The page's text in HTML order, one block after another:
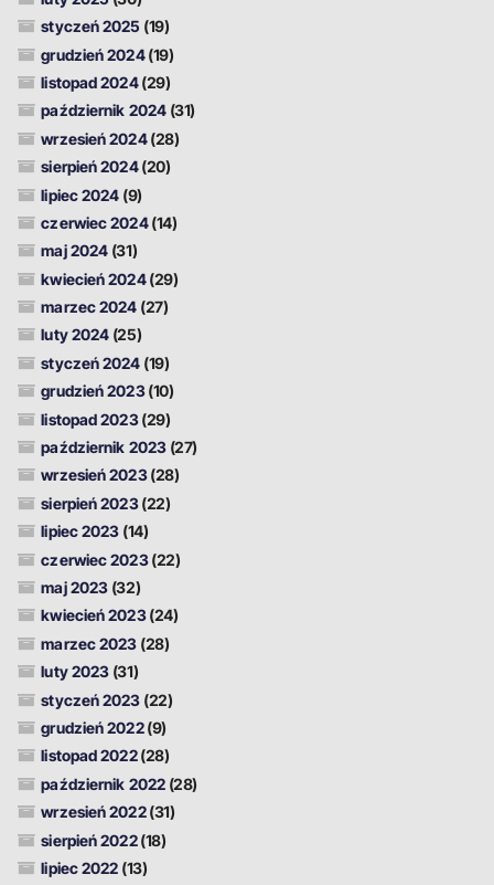
styczeń 2025 (19)
grudzień 2024(19)
listopad 2024(29)
październik 2024(31)
wrzesień 2024(28)
sierpień 2024(20)
lipiec 2024 (9)
czerwiec 2024(14)
maj 2024 (31)
kwiecień 2024(29)
marzec 2024 (27)
luty 2024 (25)
styczeń 2024 (19)
grudzień 2023(10)
listopad 2023(29)
październik 2023(27)
wrzesień 2023(28)
sierpień 2023(22)
lipiec 2023 (14)
czerwiec 2023(22)
maj 2023 (32)
kwiecień 2023(24)
marzec 2023 (28)
luty 2023 (31)
styczeń 2023 (22)
grudzień 2022(9)
listopad 2022(28)
październik 2022(28)
wrzesień 2022(31)
sierpień 2022(18)
lipiec 2022 (13)